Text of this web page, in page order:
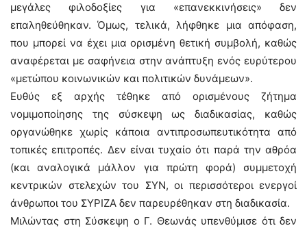
μεγάλες φιλοδοξίες για «επανεκκινήσεις» δεν
επαληθεύθηκαν. Όμως, τελικά, λήφθηκε μια απόφαση,
που μπορεί να έχει μια ορισμένη θετική συμβολή, καθώς
αναφέρεται με σαφήνεια στην ανάπτυξη ενός ευρύτερου
«μετώπου κοινωνικών και πολιτικών δυνάμεων».
Ευθύς εξ αρχής τέθηκε από ορισμένους ζήτημα
νομιμοποίησης της σύσκεψη ως διαδικασίας, καθώς
οργανώθηκε χωρίς κάποια αντιπροσωπευτικότητα από
τοπικές επιτροπές. Δεν είναι τυχαίο ότι παρά την αθρόα
(και αναλογικά μάλλον για πρώτη φορά) συμμετοχή
κεντρικών στελεχών του ΣΥΝ, οι περισσότεροι ενεργοί
άνθρωποι του ΣΥΡΙΖΑ δεν παρευρέθηκαν στη διαδικασία.
Μιλώντας στη Σύσκεψη ο Γ. Θεωνάς υπενθύμισε ότι δεν